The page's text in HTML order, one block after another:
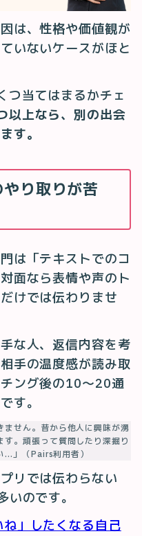
は、性格や価値観が
いないケースがほと
つ当てはまるかチェ
以上なら、別の出会
す。
り取りが苦
は「テキストでのコ
面なら表情や声のト
けでは伝わりませ
な人、返信内容を考
手の温度感が読み取
ング後の10〜20通
す。
ません。昔から他人に興味が湧
。頑張って質問したり深掘り
…」（Pairs利用者）
リでは伝わらない
のです。
」したくなる自己